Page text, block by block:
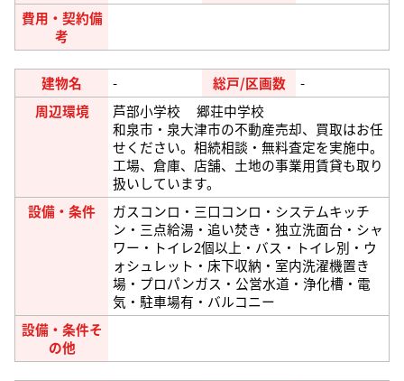
費用・契約備
考
建物名 - 総戸/区画数
-
周辺環境
芦部小学校 郷荘中学校
和泉市・泉大津市の不動産売却、買取はお任
せください。相続相談・無料査定を実施中。
工場、倉庫、店舗、土地の事業用賃貸も取り
扱いしています。
設備・条件
ガスコンロ・三口コンロ・システムキッチ
ン・三点給湯・追い焚き・独立洗面台・シャ
ワー・トイレ2個以上・バス・トイレ別・ウ
ォシュレット・床下収納・室内洗濯機置き
場・プロパンガス・公営水道・浄化槽・電
気・駐車場有・バルコニー
設備・条件そ
の他